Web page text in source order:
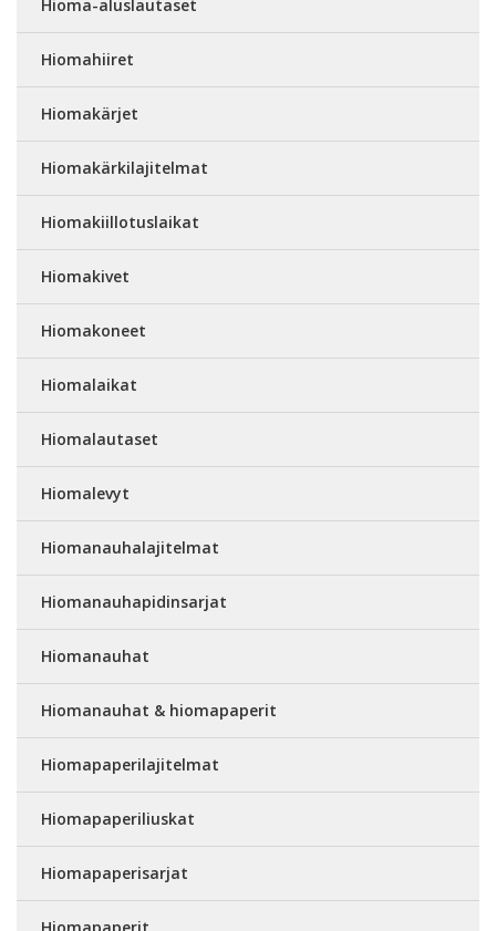
Hioma-aluslautaset
Hiomahiiret
Hiomakärjet
Hiomakärkilajitelmat
Hiomakiillotuslaikat
Hiomakivet
Hiomakoneet
Hiomalaikat
Hiomalautaset
Hiomalevyt
Hiomanauhalajitelmat
Hiomanauhapidinsarjat
Hiomanauhat
Hiomanauhat & hiomapaperit
Hiomapaperilajitelmat
Hiomapaperiliuskat
Hiomapaperisarjat